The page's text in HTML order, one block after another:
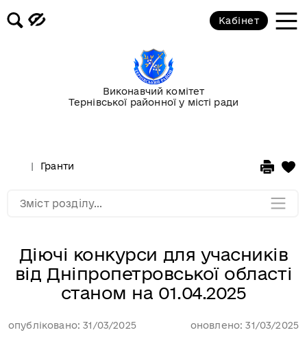
Виконавчий комітет
Тернівської районної у місті ради
Кабінет
Гранти
Діючі конкурси для учасників
від Дніпропетровської області
станом на 01.04.2025
опубліковано: 31/03/2025 оновлено: 31/03/2025
Зміст розділу...
Публічні закупівлі